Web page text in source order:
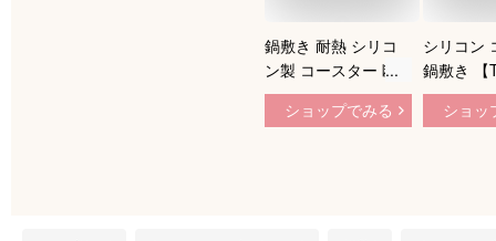
鍋敷き 耐熱 シリコ
ン製 コースター 断
熱パッド 鍋しき 鍋
つかみ 滑り止め 防
ショップでみる
シリコン
鍋敷き 【
【BLACK
サイズ】
ショッ